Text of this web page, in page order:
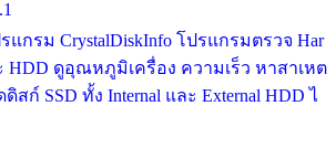
กรม CrystalDiskInfo โปรแกรมตรวจ Har
HDD ดูอุณหภูมิเครื่อง ความเร็ว หาสาเหต
สก์ SSD ทั้ง Internal และ External HDD ไ